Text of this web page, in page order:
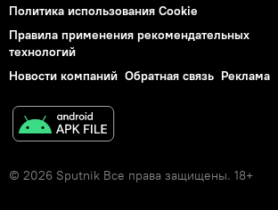
Политика использования Cookie
Правила применения рекомендательных
технологий
Новости компаний Обратная связь Реклама
© 2026 Sputnik Все права защищены. 18+